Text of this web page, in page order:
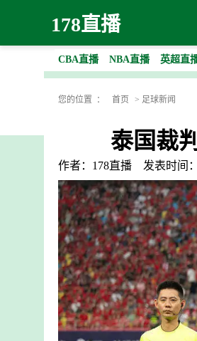
178直播
CBA直播 NBA直播 英超直
您的位置 ： 首页 > 足球新闻
泰国裁
作者：178直播 发表时间